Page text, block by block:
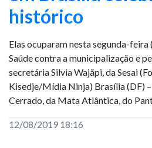
histórico
Elas ocuparam nesta segunda-
Saúde contra a municipalização e
secretária Silvia Wajãpi, da Sesai
Kisedje/Mídia Ninja) Brasília (DF)
Cerrado, da Mata Atlântica, do
12/08/2019 18:16